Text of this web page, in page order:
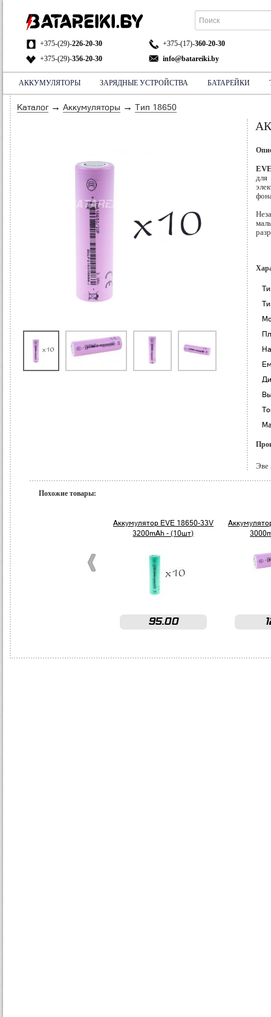
+375-(29)-226-20-30
+375-(29)-356-20-30
+375-(17)-360-20-30
info@batareiki.by
АДРЕС:
НА КАРТЕ
АККУМУЛЯТОРЫ ЗАРЯДНЫЕ УСТРОЙСТВА БАТАРЕЙКИ
Каталог→ Аккумуляторы → Тип 18650
для
Эве
Похожие товары:
Аккумулятор EVE 18650-33V
3200mAh - (10шт)
95.00